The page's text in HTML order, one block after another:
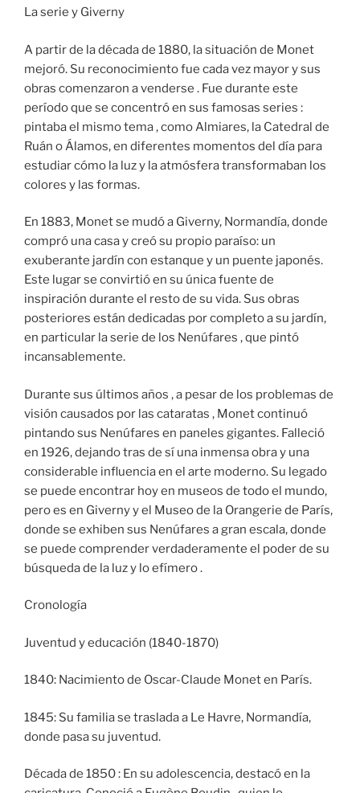
La serie y Giverny
A partir de la década de 1880, la situación de Monet
mejoró. Su reconocimiento fue cada vez mayor y sus
obras comenzaron a venderse . Fue durante este
período que se concentró en sus famosas series :
pintaba el mismo tema , como Almiares, la Catedral de
Ruán o Álamos, en diferentes momentos del día para
estudiar cómo la luz y la atmósfera transformaban los
colores y las formas.
En 1883, Monet se mudó a Giverny, Normandía, donde
compró una casa y creó su propio paraíso: un
exuberante jardín con estanque y un puente japonés.
Este lugar se convirtió en su única fuente de
inspiración durante el resto de su vida. Sus obras
posteriores están dedicadas por completo a su jardín,
en particular la serie de los Nenúfares , que pintó
incansablemente.
Durante sus últimos años , a pesar de los problemas de
visión causados por las cataratas , Monet continuó
pintando sus Nenúfares en paneles gigantes. Falleció
en 1926, dejando tras de sí una inmensa obra y una
considerable influencia en el arte moderno. Su legado
se puede encontrar hoy en museos de todo el mundo,
pero es en Giverny y el Museo de la Orangerie de París,
donde se exhiben sus Nenúfares a gran escala, donde
se puede comprender verdaderamente el poder de su
búsqueda de la luz y lo efímero .
Cronología
Juventud y educación (1840-1870)
1840: Nacimiento de Oscar-Claude Monet en París.
1845: Su familia se traslada a Le Havre, Normandía,
donde pasa su juventud.
Década de 1850 : En su adolescencia, destacó en la